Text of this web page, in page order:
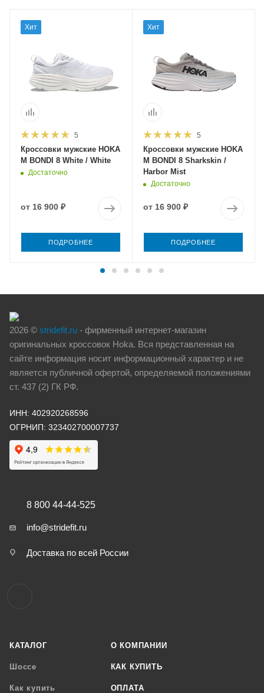
Хит
5
Кроссовки мужские HOKA
M BONDI 8 White / White
Достаточно
от 16 900 ₽
ПОДРОБНЕЕ
Хит
5
Кроссовки мужские HOKA
M BONDI 8 Sharkskin /
Harbor Mist
Достаточно
от 16 900 ₽
ПОДРОБНЕЕ
2026 © stridefit.ru - фирменный интернет-магазин
оригинальных кроссовок Hoka. Вся представленная на
сайте информация носит информационный характер и не
является публичной офертой, определяемой положениями
ст. 437 (2) ГК РФ.
ИНН: 402920268596
ОГРНИП: 323402700007737
КАТАЛОГ
Шоссе
Как купить
О КОМПАНИИ
КАК КУПИТЬ
ОПЛАТА
8 800 44-44-525
info@stridefit.ru
Доставка по всей России